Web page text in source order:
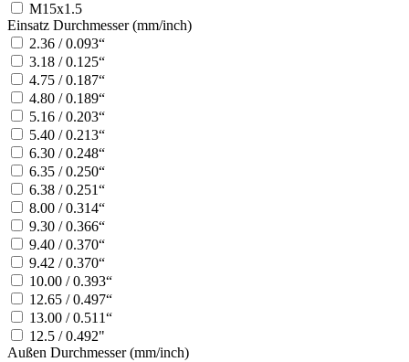
M15x1.5
Einsatz Durchmesser (mm/inch)
2.36 / 0.093“
3.18 / 0.125“
4.75 / 0.187“
4.80 / 0.189“
5.16 / 0.203“
5.40 / 0.213“
6.30 / 0.248“
6.35 / 0.250“
6.38 / 0.251“
8.00 / 0.314“
9.30 / 0.366“
9.40 / 0.370“
9.42 / 0.370“
10.00 / 0.393“
12.65 / 0.497“
13.00 / 0.511“
12.5 / 0.492"
Außen Durchmesser (mm/inch)